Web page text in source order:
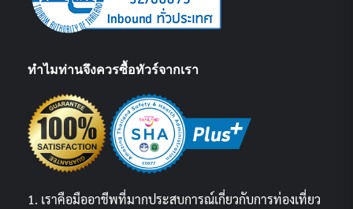
ทำไมท่านจึงควรซื้อทัวร์จากเรา
1. เราคือมืออาชีพที่มากประสบการณ์เกี่ยวกับการท่องเที่ยว